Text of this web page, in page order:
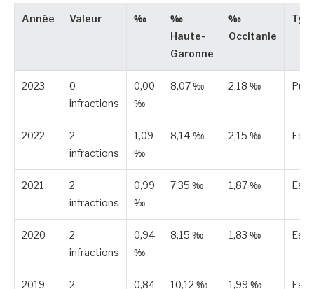
Année Valeur ‰
‰
Haute-
Garonne
‰
Occitanie
2023
0
infractions
0,00
‰
8,07 ‰ 2,18 ‰
2022
2
infractions
1,09
‰
8,14 ‰ 2,15 ‰
2021
2
infractions
0,99
‰
7,35 ‰ 1,87 ‰
2020
2
infractions
0,94
‰
8,15 ‰ 1,83 ‰
2019
2
0,84
10,12 ‰ 1,99 ‰